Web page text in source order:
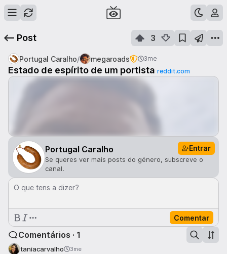
Post 3
Portugal Caralho/ megaroads 3me
Estado de espírito de um portista reddit.com
Portugal Caralho Entrar
Se queres ver mais posts do género, subscreve o
canal.
O que tens a dizer?
Comentar
Comentários · 1
taniacarvalho 3me